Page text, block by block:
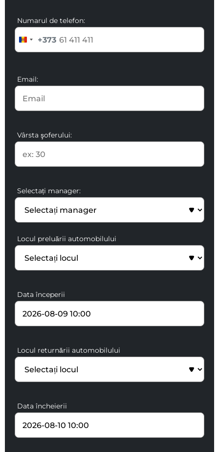
Numarul de telefon:
+373
Email:
Vârsta şoferului:
Selectați manager:
Locul preluării automobilului
Data începerii
Locul returnării automobilului
Data încheierii